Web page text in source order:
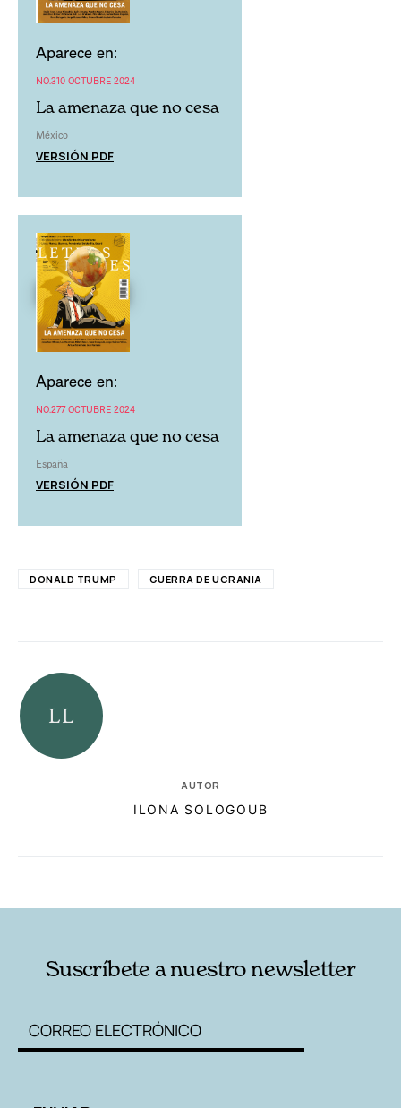
Aparece en:
NO.310 OCTUBRE 2024
La amenaza que no cesa
México
VERSIÓN PDF
Aparece en:
NO.277 OCTUBRE 2024
La amenaza que no cesa
España
VERSIÓN PDF
DONALD TRUMP GUERRA DE UCRANIA
AUTOR
ILONA SOLOGOUB
Suscríbete a nuestro newsletter